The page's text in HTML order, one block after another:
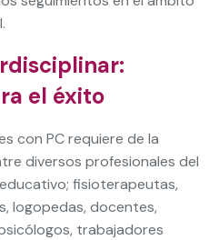
el éxito
con PC requiere de la
diversos profesionales del
fisioterapeutas,
logopedas, docentes,
trabajadores